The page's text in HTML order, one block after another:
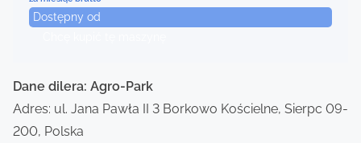
t
i
Dostępny od
Dane dilera: Agro-Park
Adres: ul. Jana Pawła II 3 Borkowo Kościelne, Sierpc 09-
200, Polska